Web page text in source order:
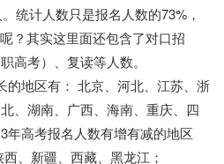
统计人数只是报名人数的73%，
？其实这里面还包含了对口招
高考）、复读等人数。
的地区有： 北京、河北、江苏、浙
、湖南、广西、海南、重庆、四
年高考报名人数有增有减的地区
、新疆、西藏、黑龙江；